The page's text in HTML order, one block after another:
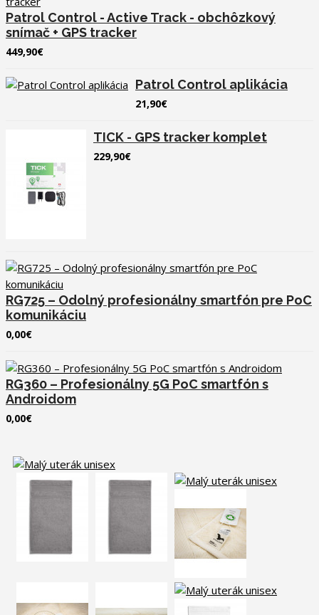
Patrol Control - Active Track - obchôzkový
snímač + GPS tracker
449,90€
Patrol Control aplikácia
21,90€
TICK - GPS tracker komplet
229,90€
RG725 – Odolný profesionálny smartfón pre PoC
komunikáciu
0,00€
RG360 – Profesionálny 5G PoC smartfón s
Androidom
0,00€